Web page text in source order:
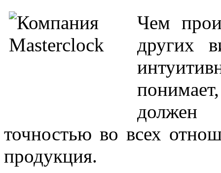
Чем
других
должен
точностью во всех
продукция.